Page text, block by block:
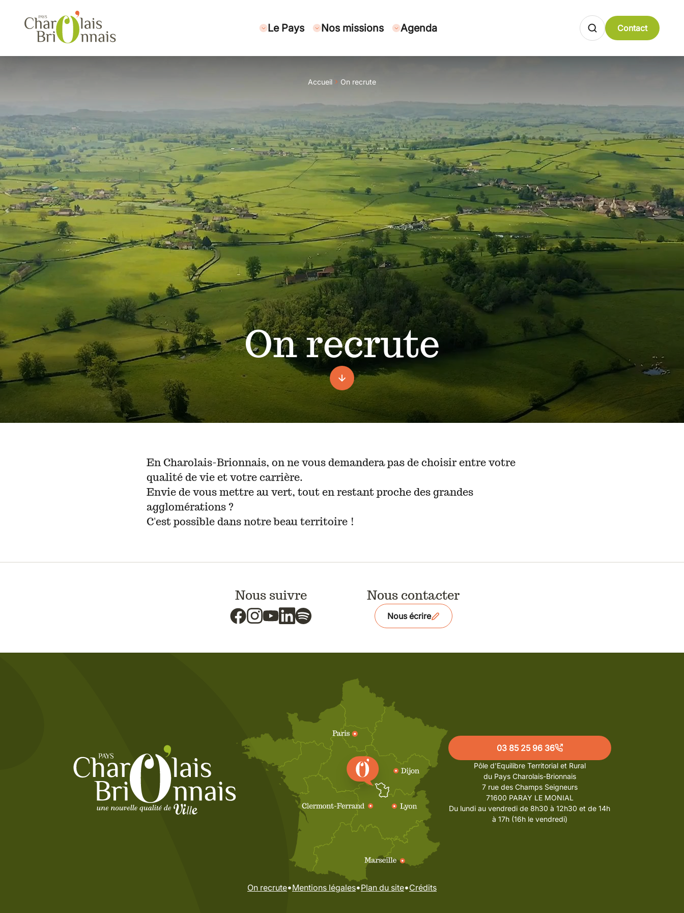
Le Pays Nos missions Agenda Contact
Accueil On recrute
On recrute
En Charolais-Brionnais, on ne vous demandera pas de choisir entre votre
qualité de vie et votre carrière.
Envie de vous mettre au vert, tout en restant proche des grandes
agglomérations ?
C'est possible dans notre beau territoire !
Nous suivre Nous contacter
Nous écrire
03 85 25 96 36
Pôle d'Equilibre Territorial et Rural
du Pays Charolais-Brionnais
7 rue des Champs Seigneurs
71600 PARAY LE MONIAL
Du lundi au vendredi de 8h30 à 12h30 et de 14h
à 17h (16h le vendredi)
On recrute•Mentions légales•Plan du site•Crédits